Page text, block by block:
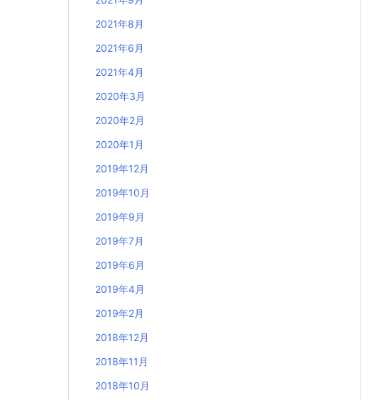
2021年8月
2021年6月
2021年4月
2020年3月
2020年2月
2020年1月
2019年12月
2019年10月
2019年9月
2019年7月
2019年6月
2019年4月
2019年2月
2018年12月
2018年11月
2018年10月